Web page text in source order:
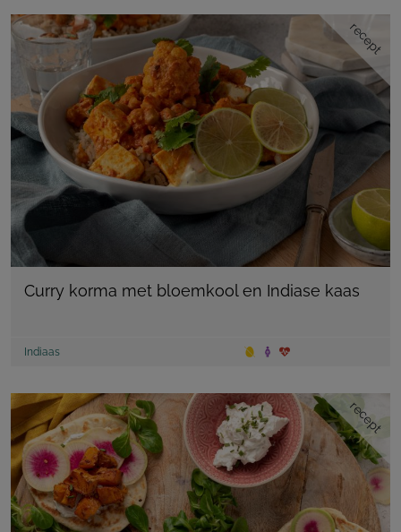
recept
Curry korma met bloemkool en Indiase kaas
Indiaas
recept